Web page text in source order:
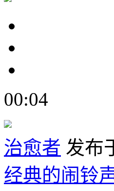
00:04
治愈者 发布
经典的闹铃